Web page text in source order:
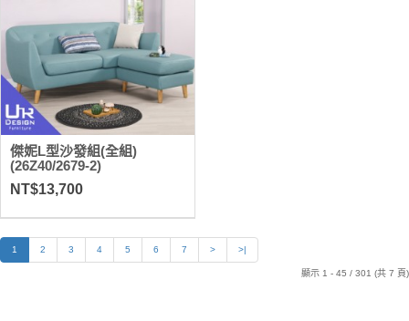
傑妮L型沙發組(全組)
(26Z40/2679-2)
NT$13,700
1 2 3 4 5 6 7 > >|
顯示 1 - 45 / 301 (共 7 頁)